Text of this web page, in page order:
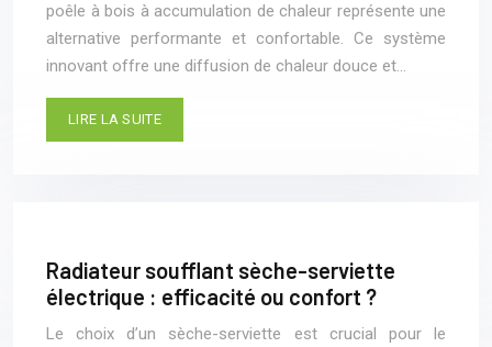
poêle à bois à accumulation de chaleur représente une
alternative performante et confortable. Ce système
innovant offre une diffusion de chaleur douce et…
LIRE LA SUITE
Radiateur soufflant sèche-serviette
électrique : efficacité ou confort ?
Le choix d’un sèche-serviette est crucial pour le